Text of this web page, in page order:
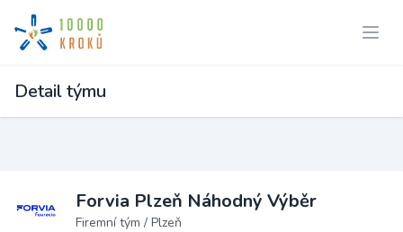
Detail týmu
Forvia Plzeň Náhodný Výběr
Firemní tým / Plzeň